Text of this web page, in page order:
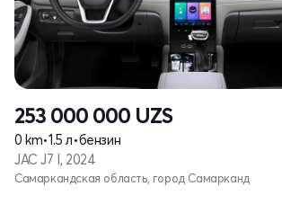
253 000 000 UZS
0 km•1.5 л•бензин
JAC J7 I, 2024
Самаркандская область, город Самарканд